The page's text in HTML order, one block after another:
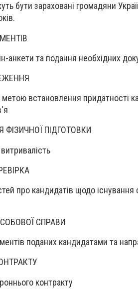
бути зараховані громадяни
анкети та подання необхідних
встановлення придатності
ФІЗИЧНОЇ ПІДГОТОВКИ
про кандидатів щодо
СПРАВИ
поданих кандидатами та
контракту